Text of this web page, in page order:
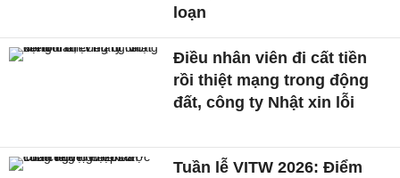
loạn
Điều nhân viên đi cất tiền
rồi thiệt mạng trong động
đất, công ty Nhật xin lỗi
Tuần lễ VITW 2026: Điểm